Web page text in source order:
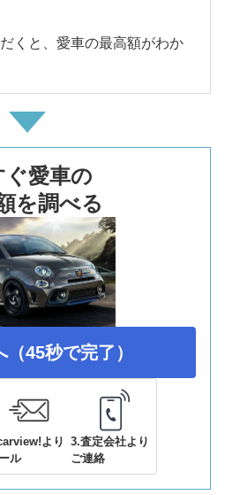
くと、愛車の最高額がわか
ぐ愛車の
を調べる
（45秒で完了）
より
ル
3.査定会社より
ご連絡